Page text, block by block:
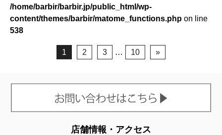
/home/barbir/barbir.jp/public_html/wp-
content/themes/barbir/matome_functions.php on line
538
1 2 3 … 10 »
店舗情報・アクセス